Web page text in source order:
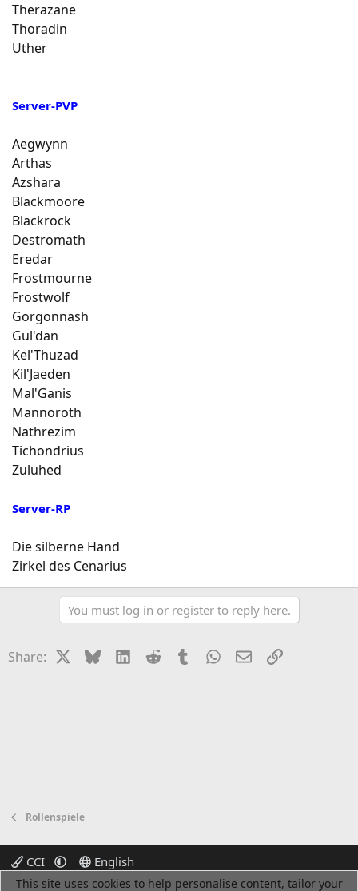
Therazane
Thoradin
Uther
Server-PVP
Aegwynn
Arthas
Azshara
Blackmoore
Blackrock
Destromath
Eredar
Frostmourne
Frostwolf
Gorgonnash
Gul'dan
Kel'Thuzad
Kil'Jaeden
Mal'Ganis
Mannoroth
Nathrezim
Tichondrius
Zuluhed
Server-RP
Die silberne Hand
Zirkel des Cenarius
You must log in or register to reply here.
Share: BlueskyLinkedIn
Reddit TumblrWhatsApp
EmailLink
Rollenspiele
CCI
English
This site uses cookies to help personalise content, tailor your